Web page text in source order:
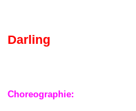
Darling
Choreographie: